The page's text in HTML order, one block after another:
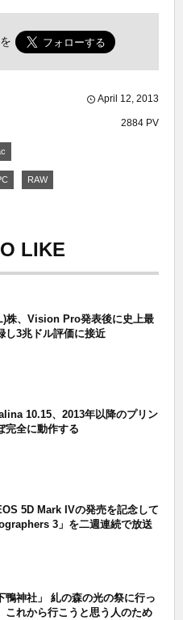
を
April 12, 2013
2884 PV
RAW
LIKE
株、Vision Pro発表後に史上最
し3兆ドル評価に接近
10.15、2013年以降のプリン
完全に動作する
5D Mark IVの発売を記念して
3」を二週連続で放送
鴨神社」 糺の森の光の祭に行っ
これから行こうと思う人のため